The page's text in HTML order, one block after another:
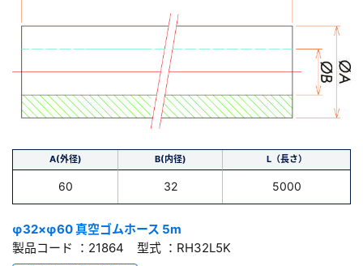
A(外径) B(内径) L（長さ）
60 32 5000
φ32×φ60 真空ゴムホース 5m
製品コード ：21864 型式 ：RH32L5K